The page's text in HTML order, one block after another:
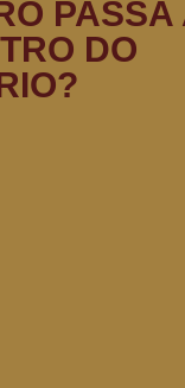
PASSA
DO